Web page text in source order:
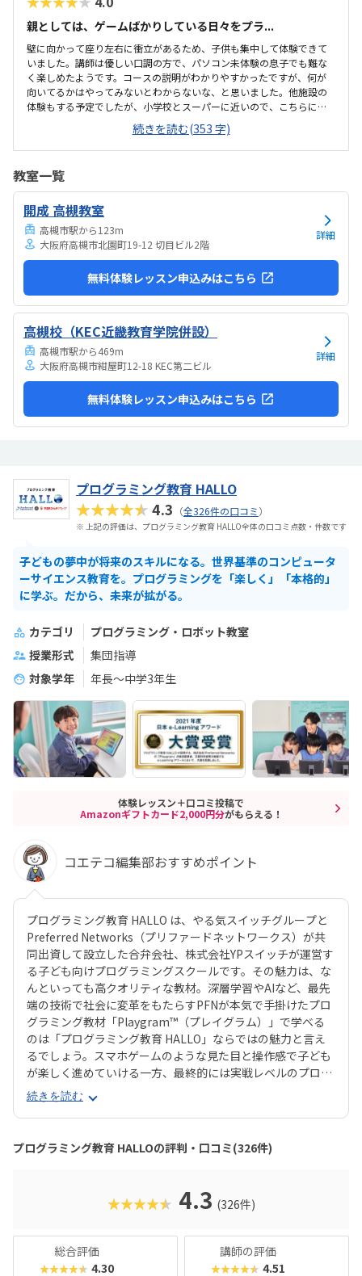
親としては、ゲームばかりしている日々をプラ...
壁に向かって座り左右に衝立があるため、子供も集中して体験できて
いました。講師は優しい口調の方で、パソコン未体験の息子でも難な
く楽しめたようです。コースの説明がわかりやすかったですが、何が
向いてるかはやってみないとわからないな、と思いました。他施設の
体験もする予定でしたが、小学校とスーパーに近いので、こちらに決
めました。息子はゲーミングチェアに初めて座れて嬉しかったようで
す。開放的というよりは、落ち着いて楽しめるところが、息子には合
っていそうです。少し高いなという印象ですが、自宅のパソコンから
ました。日頃はSwitchで、マイクラやぽこあポケモンで建築を楽しん
でいます。担当の方と相談して今回のコースが向いてるんじゃないか
と勧められました。
続きを読む(353 字)
教室一覧
開成 高槻教室
高槻市駅から123m
大阪府高槻市北園町19-12 切目ビル2階
詳細
無料体験レッスン申込みはこちら
高槻校（KEC近畿教育学院併設）
高槻市駅から469m
大阪府高槻市紺屋町12-18 KEC第二ビル
詳細
無料体験レッスン申込みはこちら
プログラミング教育 HALLO
★★★★★4.3 （全326件の口コミ）
※ 上記の評価は、プログラミング教育 HALLO全体の口コミ点数・件数です
子どもの夢中が将来のスキルになる。世界基準のコンピュータ
ーサイエンス教育を。プログラミングを「楽しく」「本格的」
に学ぶ。だから、未来が拡がる。
カテゴリ
プログラミング・ロボット教室
授業形式
集団指導
対象学年
年長～中学3年生
体験レッスン＋口コミ投稿で
Amazonギフトカード2,000円分がもらえる！
コエテコ編集部おすすめポイント
プログラミング教育 HALLO は、やる気スイッチグループと
Preferred Networks（プリファードネットワークス）が共
同出資して設立した合弁会社、株式会社YPスイッチが運営す
る子ども向けプログラミングスクールです。その魅力は、な
んといっても高クオリティな教材。深層学習やAIなど、最先
端の技術で社会に変革をもたらすPFNが本気で手掛けたプロ
グラミング教材「Playgram™（プレイグラム）」で学べる
のは「プログラミング教育 HALLO」ならではの魅力と言え
るでしょう。スマホゲームのような見た目と操作感で子ども
が楽しく進めていける一方、最終的には実戦レベルのプログ
ラミングスキルが身につく「Playgram」には、まるでマイ
ンクラフト（マイクラ）のように3D空間をデザインできるモ
ードも。子どもの創造性と技術力、そのどちらも高めていけ
るスクールをお探しのご家庭にぴったりのスクールです。ま
た、運営元のやる気スイッチグループといえば、子どもの性
名。学習計画や講師とのマッチングに使われるそうで、「教
材はいいけど、先生との相性が……」なんてトラブルも極力
くの教室に足を運んでみてくださいね。
続きを読む
プログラミング教育 HALLOの評判・口コミ(326件)
★★★★★ 4.3 (326件)
総合評価
★★★★★ 4.30
講師の評価
★★★★★ 4.51